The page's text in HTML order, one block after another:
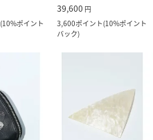
(10%ポイント
39,600 円
3,600ポイント(10%ポイント
バック)